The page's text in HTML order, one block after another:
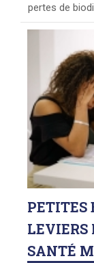
pertes de
PETITES
LEVIERS
SANTÉ